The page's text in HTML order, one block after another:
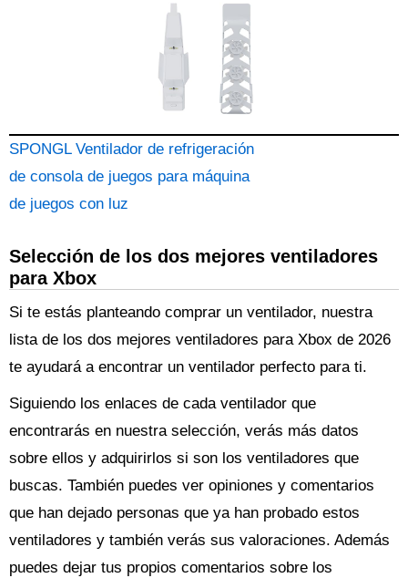
SPONGL Ventilador de refrigeración
de consola de juegos para máquina
de juegos con luz
Selección de los dos mejores ventiladores
para Xbox
Si te estás planteando comprar un ventilador, nuestra
lista de los dos mejores ventiladores para Xbox de 2026
te ayudará a encontrar un ventilador perfecto para ti.
Siguiendo los enlaces de cada ventilador que
encontrarás en nuestra selección, verás más datos
sobre ellos y adquirirlos si son los ventiladores que
buscas. También puedes ver opiniones y comentarios
que han dejado personas que ya han probado estos
ventiladores y también verás sus valoraciones. Además
puedes dejar tus propios comentarios sobre los